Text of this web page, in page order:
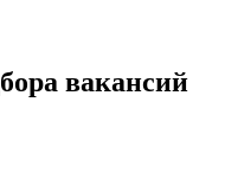
вакансий